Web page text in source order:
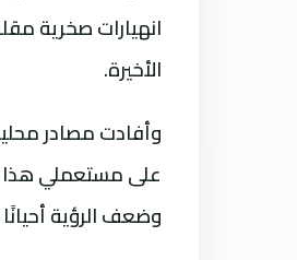
انهيارات صخرية
الأخيرة.
وأفادت مصادر
على مستعملي هذا
وضعف الرؤية